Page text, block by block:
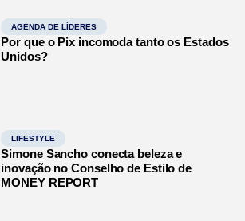
AGENDA DE LÍDERES
Por que o Pix incomoda tanto os Estados
Unidos?
LIFESTYLE
Simone Sancho conecta beleza e
inovação no Conselho de Estilo de
MONEY REPORT